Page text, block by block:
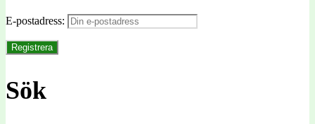
E-postadress:
Sök